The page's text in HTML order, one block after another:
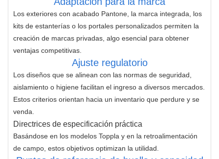
Los exteriores con acabado Pantone, la marca integrada, los
kits de estanterías o los portales personalizados permiten la
creación de marcas privadas, algo esencial para obtener
ventajas competitivas.
Ajuste regulatorio
Los diseños que se alinean con las normas de seguridad,
aislamiento o higiene facilitan el ingreso a diversos mercados.
Estos criterios orientan hacia un inventario que perdure y se
venda.
Directrices de especificación práctica
Basándose en los modelos Toppla y en la retroalimentación
de campo, estos objetivos optimizan la utilidad.